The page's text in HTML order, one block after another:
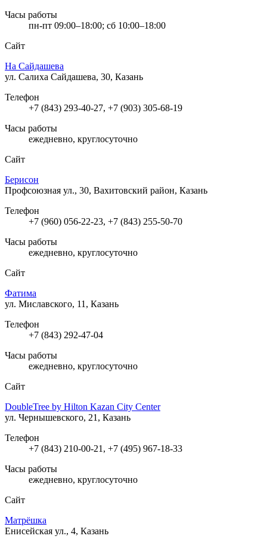
Часы работы
пн-пт 09:00–18:00; сб 10:00–18:00
Сайт
На Сайдашева
ул. Салиха Сайдашева, 30, Казань
Телефон
+7 (843) 293-40-27, +7 (903) 305-68-19
Часы работы
ежедневно, круглосуточно
Сайт
Берисон
Профсоюзная ул., 30, Вахитовский район, Казань
Телефон
+7 (960) 056-22-23, +7 (843) 255-50-70
Часы работы
ежедневно, круглосуточно
Сайт
Фатима
ул. Миславского, 11, Казань
Телефон
+7 (843) 292-47-04
Часы работы
ежедневно, круглосуточно
Сайт
DoubleTree by Hilton Kazan City Center
ул. Чернышевского, 21, Казань
Телефон
+7 (843) 210-00-21, +7 (495) 967-18-33
Часы работы
ежедневно, круглосуточно
Сайт
Матрёшка
Енисейская ул., 4, Казань